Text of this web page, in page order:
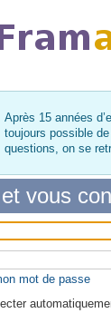
Après 15 années
toujours possible
questions, on se
vous
mot de passe